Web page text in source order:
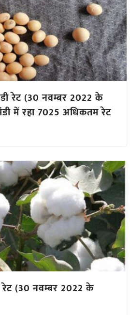
रेट (30 नवम्बर 2022 के
में रहा 7025 अधिकतम रेट
(30 नवम्बर 2022 के